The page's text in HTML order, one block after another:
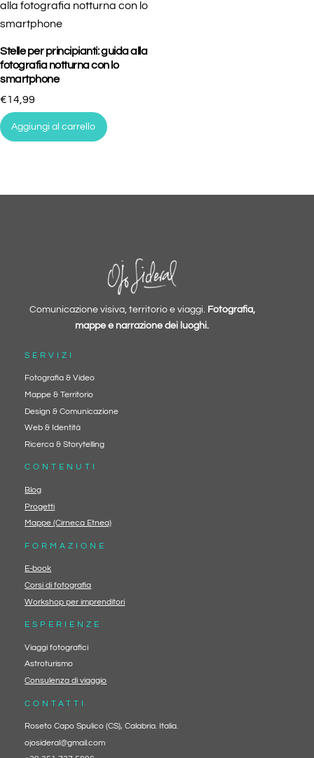
Stelle per principianti: guida alla
fotografia notturna con lo
smartphone
€14,99
Aggiungi al carrello
Comunicazione visiva, territorio e viaggi. Fotografia,
mappe e narrazione dei luoghi.
SERVIZI
Fotografia & Video
Mappe & Territorio
Design & Comunicazione
Web & Identità
Ricerca & Storytelling
CONTENUTI
Blog
Progetti
Mappe (Cirneca Etnea)
FORMAZIONE
E-book
Corsi di fotografia
Workshop per imprenditori
ESPERIENZE
Viaggi fotografici
Astroturismo
Consulenza di viaggio
CONTATTI
Roseto Capo Spulico (CS), Calabria. Italia.
ojosideral@gmail.com